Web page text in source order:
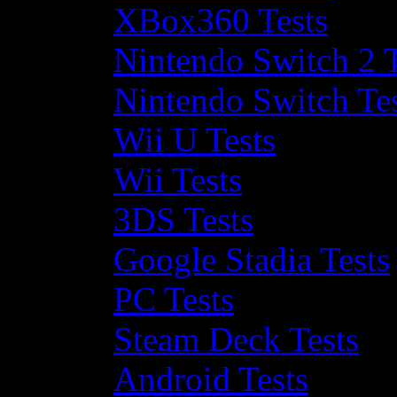
XBox360 Tests
Nintendo Switch 2
Nintendo Switch
Wii U Tests
Wii Tests
3DS Tests
Google Stadia Tests
PC Tests
Steam Deck Tests
Android Tests